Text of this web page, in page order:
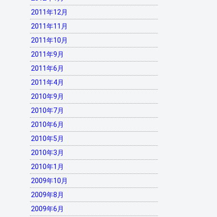
2011年12月
2011年11月
2011年10月
2011年9月
2011年6月
2011年4月
2010年9月
2010年7月
2010年6月
2010年5月
2010年3月
2010年1月
2009年10月
2009年8月
2009年6月